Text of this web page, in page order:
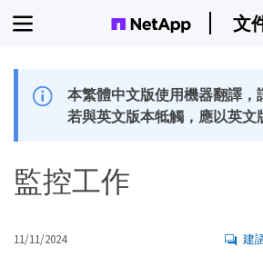
文
本繁體中文版使用機器翻譯，
若與英文版本牴觸，應以英文
監控工作
11/11/2024 建